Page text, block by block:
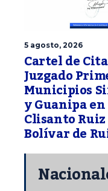
5 agosto, 2026
Cartel de
Juzgado
Municipios
y Guanipa
Clisanto
Bolívar de